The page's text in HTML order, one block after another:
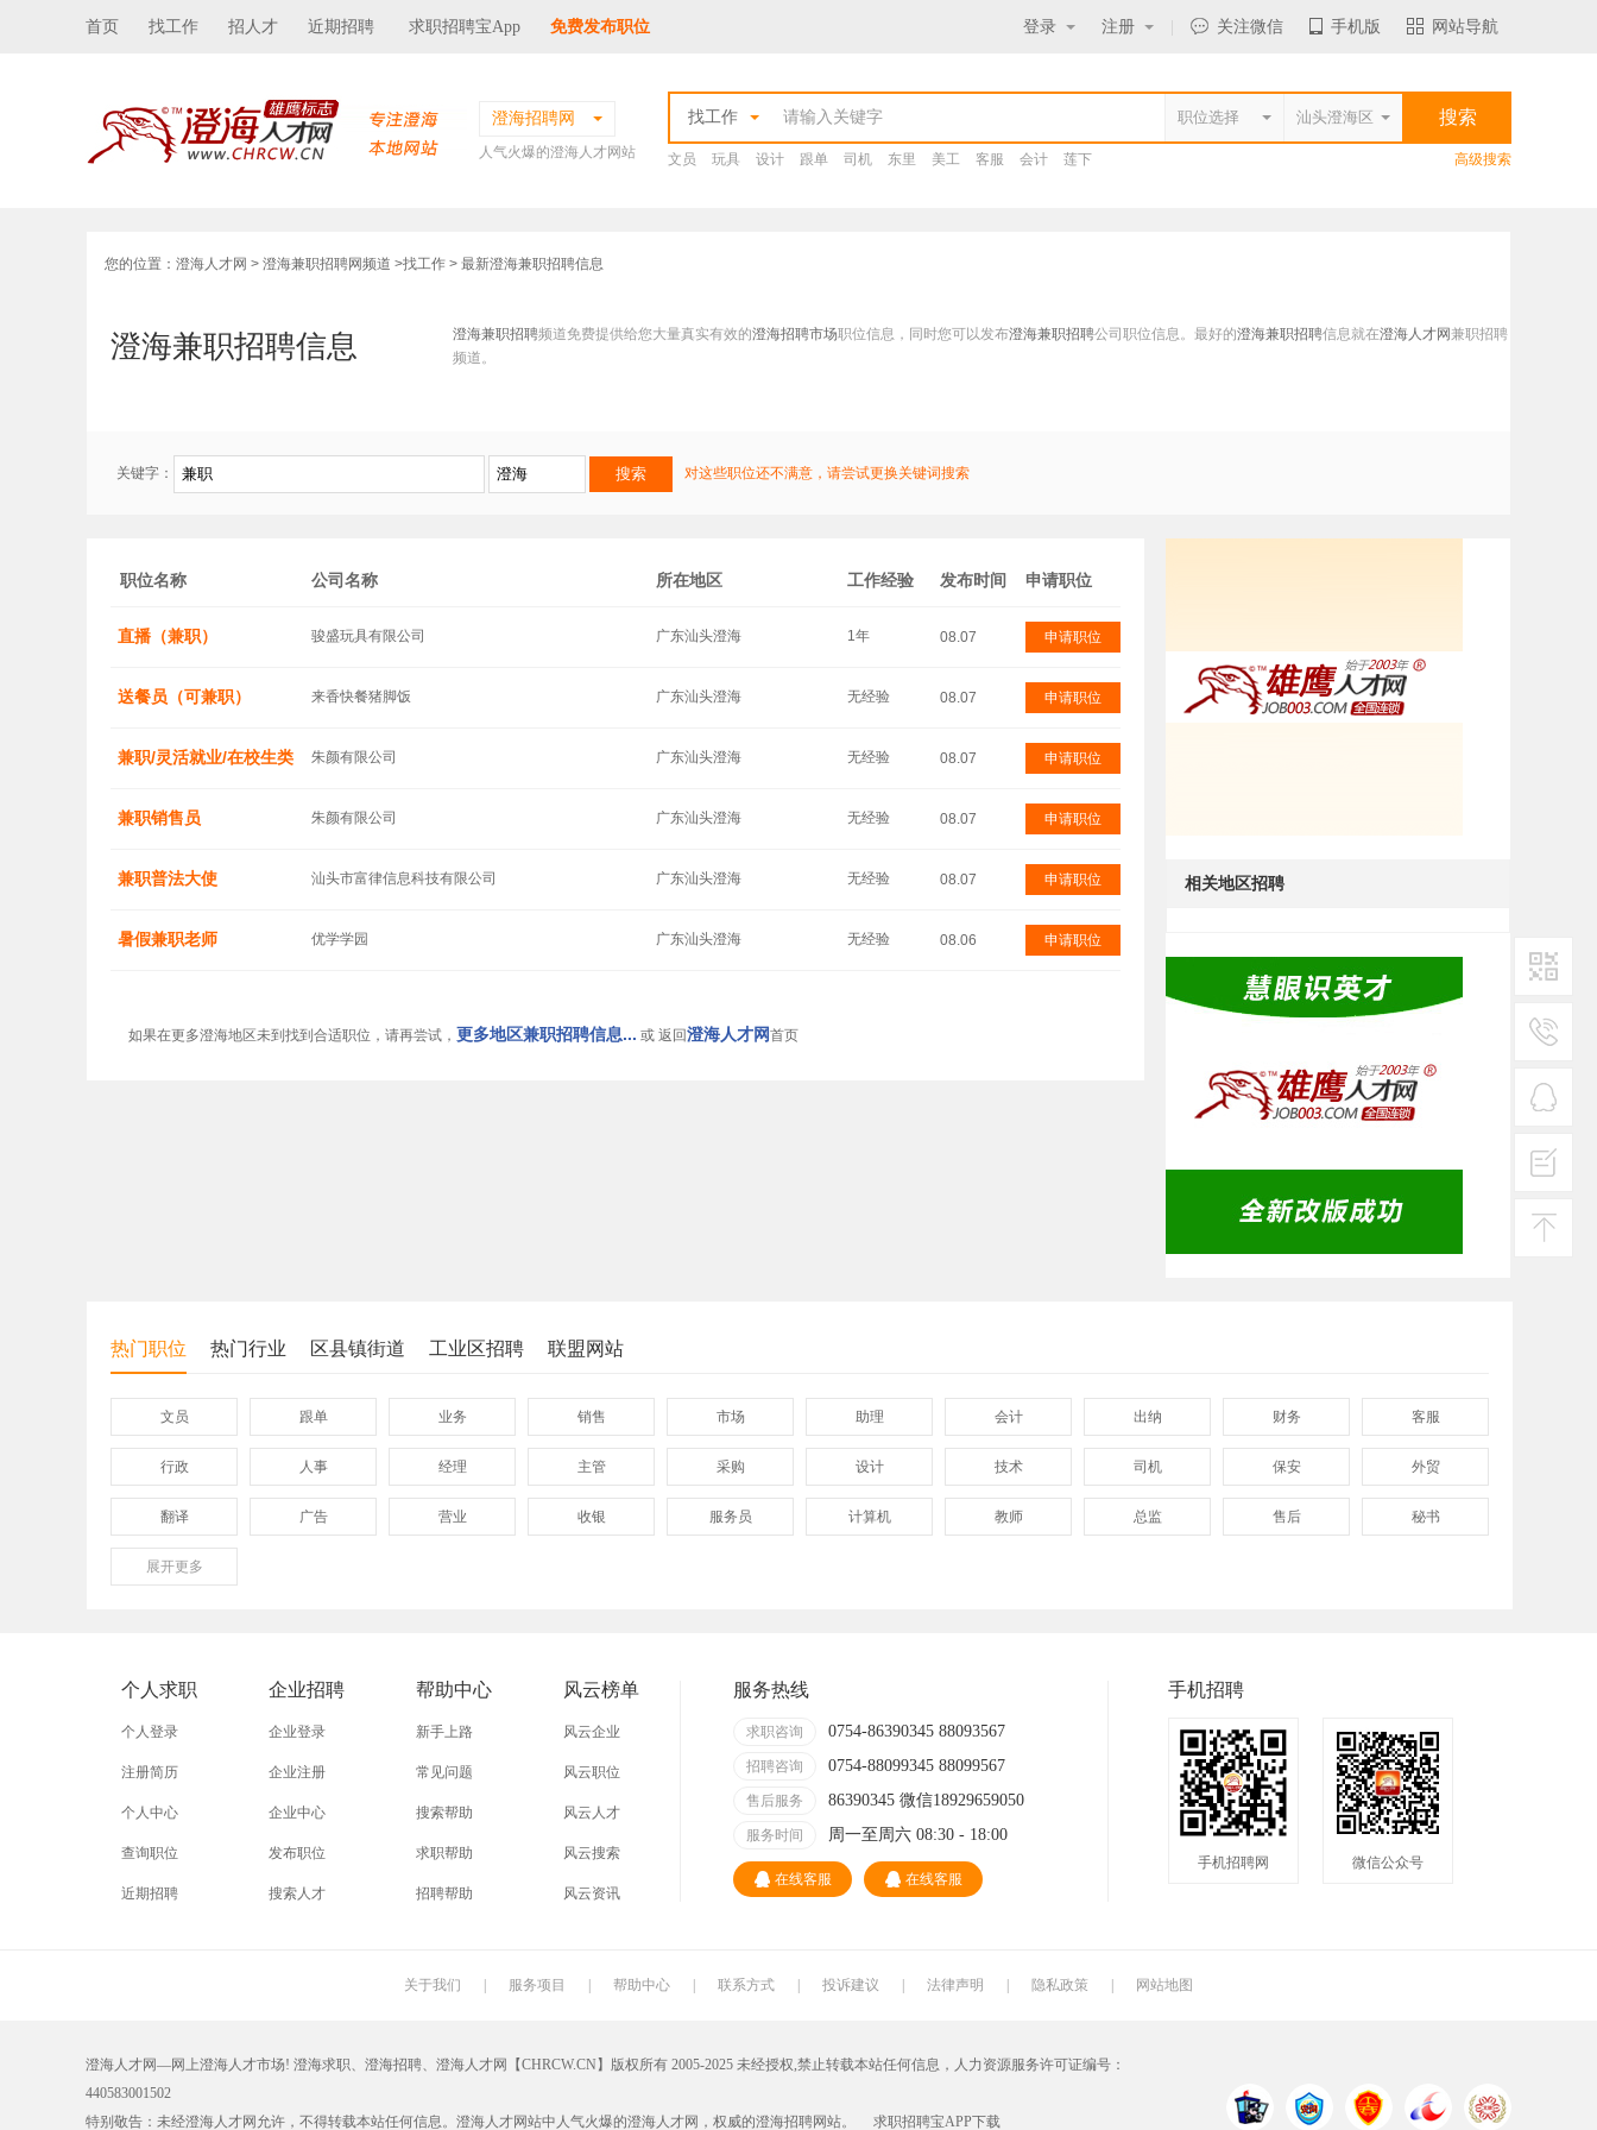
首页 找工作 招人才 近期招聘 求职招聘宝App 免费发布职位 登录 注册 关注微信 手机版 网站导航
澄海招聘网
人气火爆的澄海人才网站
找工作
文员 玩具 设计 跟单 司机 东里 美工 客服 会计 莲下 高级搜索
您的位置： 澄海人才网 > 澄海兼职招聘网频道 >找工作 > 最新澄海兼职招聘信息
澄海兼职招聘信息 澄海兼职招聘频道免费提供给您大量真实有效的澄海招聘市场职位信息，同时您可以发布澄海兼职招聘公司职位信息。最好的澄海兼职招聘信息就在澄海人才网兼职招聘
频道。
关键字： 对这些职位还不满意，请尝试更换关键词搜索
职位名称 公司名称 所在地区 工作经验 发布时间 申请职位
直播（兼职） 骏盛玩具有限公司 广东汕头澄海 1年 08.07 申请职位
送餐员（可兼职） 来香快餐猪脚饭 广东汕头澄海 无经验 08.07 申请职位
兼职/灵活就业/在校生类 朱颜有限公司 广东汕头澄海 无经验 08.07 申请职位
兼职销售员 朱颜有限公司 广东汕头澄海 无经验 08.07 申请职位
兼职普法大使 汕头市富律信息科技有限公司 广东汕头澄海 无经验 08.07 申请职位
暑假兼职老师 优学学园 广东汕头澄海 无经验 08.06 申请职位
如果在更多澄海地区未到找到合适职位，请再尝试， 更多地区兼职招聘信息... 或 返回澄海人才网首页
相关地区招聘
热门职位 热门行业 区县镇街道 工业区招聘 联盟网站
文员 跟单 业务 销售 市场 助理 会计 出纳 财务 客服
行政 人事 经理 主管 采购 设计 技术 司机 保安 外贸
翻译 广告 营业 收银 服务员 计算机 教师 总监 售后 秘书
保险
展开更多
个人求职
个人登录
注册简历
个人中心
查询职位
近期招聘
企业招聘
企业登录
企业注册
企业中心
发布职位
搜索人才
帮助中心
新手上路
常见问题
搜索帮助
求职帮助
招聘帮助
风云榜单
风云企业
风云职位
风云人才
风云搜索
风云资讯
服务热线
求职咨询 0754-86390345 88093567
招聘咨询 0754-88099345 88099567
售后服务 86390345 微信18929659050
服务时间 周一至周六 08:30 - 18:00
在线客服 在线客服
手机招聘
手机招聘网 微信公众号
关于我们 服务项目 帮助中心 联系方式 投诉建议 法律声明 隐私政策 网站地图
澄海人才网—网上澄海人才市场! 澄海求职、澄海招聘、澄海人才网【CHRCW.CN】版权所有 2005-2025 未经授权,禁止转载本站任何信息，人力资源服务许可证编号：
440583001502
特别敬告：未经澄海人才网允许，不得转载本站任何信息。澄海人才网站中人气火爆的澄海人才网，权威的澄海招聘网站。 求职招聘宝APP下载
二维码1
热线
客服
建议